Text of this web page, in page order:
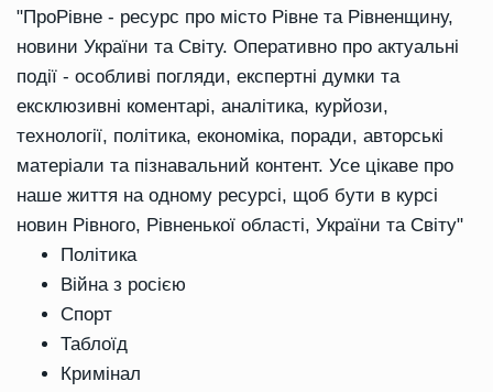
"ПроРівне - ресурс про місто Рівне та Рівненщину,
новини України та Світу. Оперативно про актуальні
події - особливі погляди, експертні думки та
ексклюзивні коментарі, аналітика, курйози,
технології, політика, економіка, поради, авторські
матеріали та пізнавальний контент. Усе цікаве про
наше життя на одному ресурсі, щоб бути в курсі
новин Рівного, Рівненької області, України та Світу"
Політика
Війна з росією
Спорт
Таблоїд
Кримінал